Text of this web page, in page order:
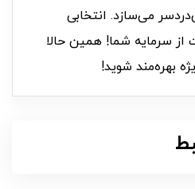
می‌سازد. انتخابی
از سرمایه شما! همین حالا
بهره‌مند شوید!